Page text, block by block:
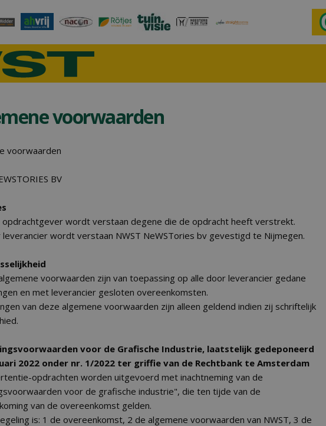
voorwaarden
voorwaarden
BV
opdrachtgever wordt verstaan degene die de opdracht heeft verstrekt.
leverancier wordt verstaan NWST NeWSTories bv gevestigd te Nijmegen.
voorwaarden zijn van toepassing op alle door leverancier gedane
en met leverancier gesloten overeenkomsten.
van deze algemene voorwaarden zijn alleen geldend indien zij schriftelijk
voor de Grafische Industrie, laatstelijk gedeponeerd
2022 onder nr. 1/2022 ter griffie van de Rechtbank te Amsterdam
opdrachten worden uitgevoerd met inachtneming van de
voor de grafische industrie", die ten tijde van de
van de overeenkomst gelden.
is: 1 de overeenkomst, 2 de algemene voorwaarden van NWST, 3 de